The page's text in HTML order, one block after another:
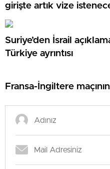
girişte artık vize
Suriye’den İsrail
Türkiye ayrıntısı
Fransa-İngiltere